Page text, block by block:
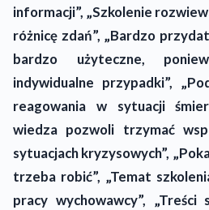
informacji”, „Szkolenie
różnicę zdań”, „Bardzo
bardzo użyteczne,
indywidualne przypadki”,
reagowania w sytuacji
wiedza pozwoli trzymać
sytuacjach kryzysowych”,
trzeba robić”, „Temat
pracy wychowawcy”, „Treści